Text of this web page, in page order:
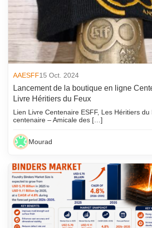
AAESFF15 Oct. 2024
Lancement de la boutique en ligne
Livre Héritiers du Feux
Lien Livre Centenaire ESFF, Les Héritiers
centenaire – Amicale des […]
Mourad